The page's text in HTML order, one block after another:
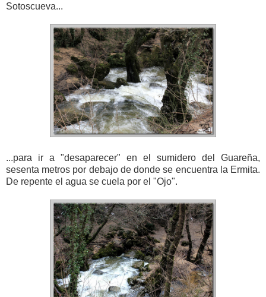
Sotoscueva...
...para ir a "desaparecer" en el sumidero del Guareña,
sesenta metros por debajo de donde se encuentra la Ermita.
De repente el agua se cuela por el "Ojo".